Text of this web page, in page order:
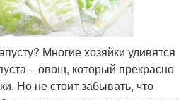
Многие хозяйки удивятся
– овощ, который прекрасно
Но не стоит забывать, что